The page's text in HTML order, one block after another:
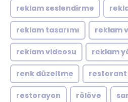
reklam seslendirme
reklam tasarımı reklam
reklam videosu reklam
renk düzeltme restorant
restorayon rölöve